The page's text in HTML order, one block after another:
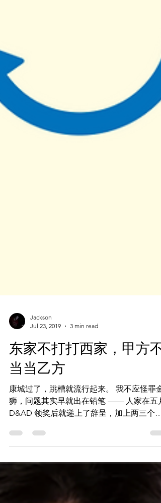
Jackson
东家不打打西家，甲方不
当当乙方
康城过了，跳槽就流行起来。 我不应怪罪金
狮，问题其实早就出在铅笔 —— 人家在五月
的离职通知期，七月开始 ‘流行’ 转战实属常
事。 那广告人辞职的原因就是铅笔、金狮、
飞人吗？ 我们可以从学术角度来探讨一下，